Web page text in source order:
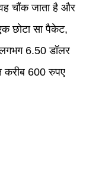
चौंक जाता है और
छोटा सा पैकेट,
6.50 डॉलर
करीब 600 रुपए